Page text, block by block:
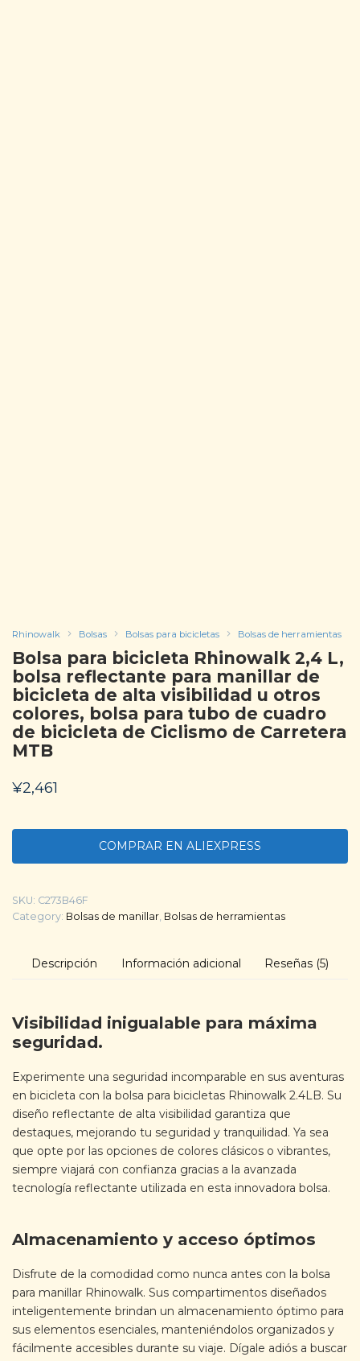
Rhinowalk Bolsas Bolsas para bicicletas Bolsas de herramientas
Bolsa para bicicleta Rhinowalk 2,4 L,
bolsa reflectante para manillar de
bicicleta de alta visibilidad u otros
colores, bolsa para tubo de cuadro
de bicicleta de Ciclismo de Carretera
MTB
¥2,461
COMPRAR EN ALIEXPRESS
SKU: C273B46F
Category: Bolsas de manillar Bolsas de herramientas
Descripción Información adicional Reseñas (5)
Visibilidad inigualable para máxima
seguridad.
Experimente una seguridad incomparable en sus aventuras
en bicicleta con la bolsa para bicicletas Rhinowalk 2.4LB. Su
diseño reflectante de alta visibilidad garantiza que
destaques, mejorando tu seguridad y tranquilidad. Ya sea
que opte por las opciones de colores clásicos o vibrantes,
siempre viajará con confianza gracias a la avanzada
tecnología reflectante utilizada en esta innovadora bolsa.
Almacenamiento y acceso óptimos
Disfrute de la comodidad como nunca antes con la bolsa
para manillar Rhinowalk. Sus compartimentos diseñados
inteligentemente brindan un almacenamiento óptimo para
sus elementos esenciales, manteniéndolos organizados y
fácilmente accesibles durante su viaje. Dígale adiós a buscar